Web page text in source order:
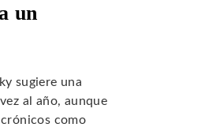
un
sugiere una
al año, aunque
como